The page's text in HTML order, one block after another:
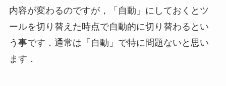
内容が変わるのですが，「自動」にしておくとツ
ールを切り替えた時点で自動的に切り替わるとい
う事です．通常は「自動」で特に問題ないと思い
ます．